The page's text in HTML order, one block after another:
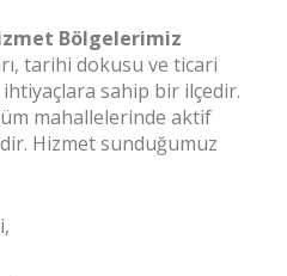
Bölgelerimiz
tarihi dokusu ve ticari
sahip bir ilçedir.
mahallelerinde aktif
Hizmet sunduğumuz